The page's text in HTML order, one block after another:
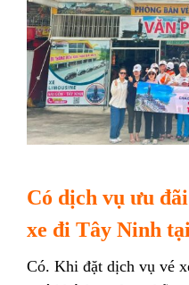
Có dịch vụ ưu
xe đi Tây Ninh
Có. Khi đặt dịch vụ vé